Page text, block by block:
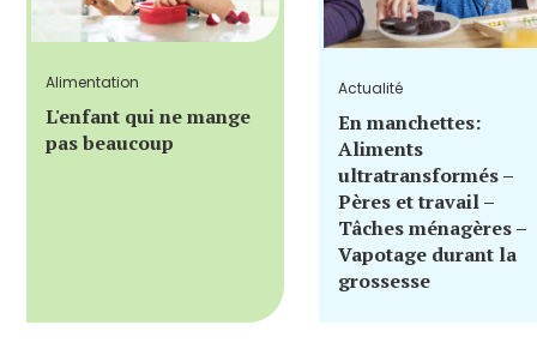
Alimentation
L'enfant qui ne mange
pas beaucoup
Actualité
En manchettes:
Aliments
ultratransformés –
Pères et travail –
Tâches ménagères –
Vapotage durant la
grossesse